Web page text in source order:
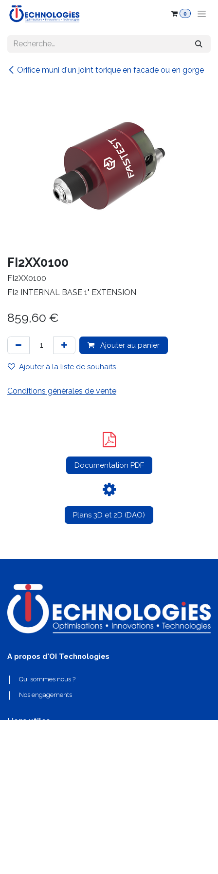
Se rendre au contenu
0
Orifice muni d'un joint torique en facade ou en gorge
FI2XX0100
FI2XX0100
FI2 INTERNAL BASE 1" EXTENSION
859,60 €
Ajouter au panier
Ajouter à la liste de souhaits
Conditions générales de vente
Documentation PDF
Plans 3D et 2D (DAO)
A propos d'OI Technologies
Qui sommes nous ?
Nos engagements
Liens utiles